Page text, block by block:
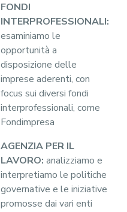
FONDI
INTERPROFESSIONALI:
esaminiamo le
opportunità a
disposizione delle
imprese aderenti, con
focus sui diversi fondi
interprofessionali, come
Fondimpresa
AGENZIA PER IL
LAVORO: analizziamo e
interpretiamo le politiche
governative e le iniziative
promosse dai vari enti